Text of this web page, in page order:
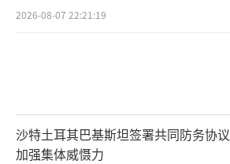
2026-08-07 22:21:19
沙特土耳其巴基斯坦签署共同防务协议
加强集体威慑力